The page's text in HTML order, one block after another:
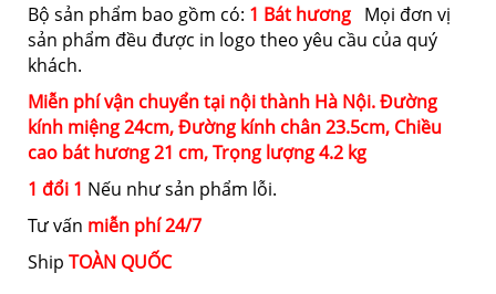
Bộ sản phẩm bao gồm có: 1 Bát hương Mọi đơn vị
sản phẩm đều được in logo theo yêu cầu của quý
khách.
Miễn phí vận chuyển tại nội thành Hà Nội. Đường
kính miệng24cm,Đường kính chân23.5cm, Chiều
cao bát hương21 cm,Trọng lượng4.2 kg
1 đổi 1 Nếu như sản phẩm lỗi.
Tư vấn miễn phí 24/7
Ship TOÀN QUỐC